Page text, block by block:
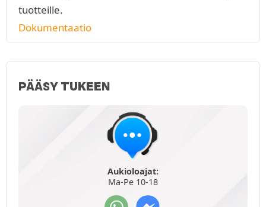
tuotteille.
Dokumentaatio
PÄÄSY TUKEEN
Aukioloajat:
Ma-Pe 10-18